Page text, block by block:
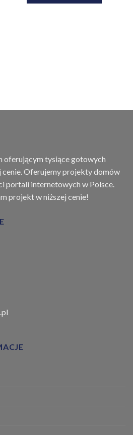
oferującym tysiące gotowych
Oferujemy projekty domów
portali internetowych w Polsce.
projekt w niższej cenie!